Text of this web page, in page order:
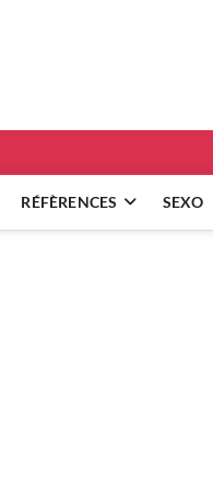
RÉFÈRENCES SEXO